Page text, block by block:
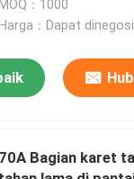
MOQ：1000
Harga：Dapat
70A Bagian karet